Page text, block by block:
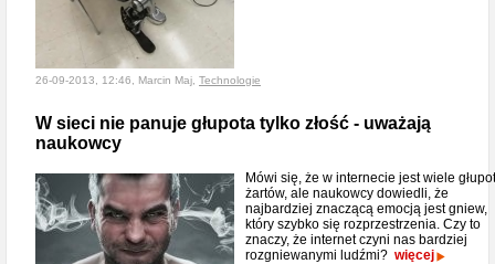
26-09-2013, 12:46, Marcin Maj, Technologie
W sieci nie panuje głupota tylko złość - uważają
naukowcy
Mówi się, że w internecie jest wiele
żartów, ale naukowcy dowiedli, że
najbardziej znaczącą emocją jest gniew,
który szybko się rozprzestrzenia. Czy to
znaczy, że internet czyni nas bardziej
rozgniewanymi ludźmi? więcej